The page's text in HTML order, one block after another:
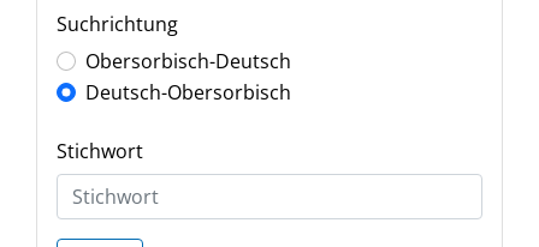
Suchrichtung
Obersorbisch-Deutsch
Deutsch-Obersorbisch
Stichwort